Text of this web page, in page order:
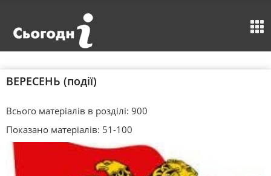
ВЕРЕСЕНЬ (події)
Всього матеріалів в розділі: 900
Показано матеріалів: 51-100